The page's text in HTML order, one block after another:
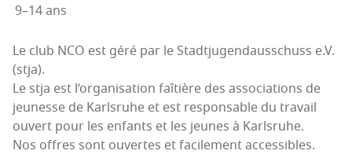
9–14 ans
Le club NCO est géré par le Stadt­ju­gen­daus­schuss e.V.
(stja).
Le stja est l’or­ga­ni­sa­tion faî­tière des asso­cia­tions de
jeu­nesse de Karls­ruhe et est res­pon­sable du tra­vail
ouvert pour les enfants et les jeunes à Karlsruhe.
Nos offres sont ouvertes et faci­le­ment accessibles.